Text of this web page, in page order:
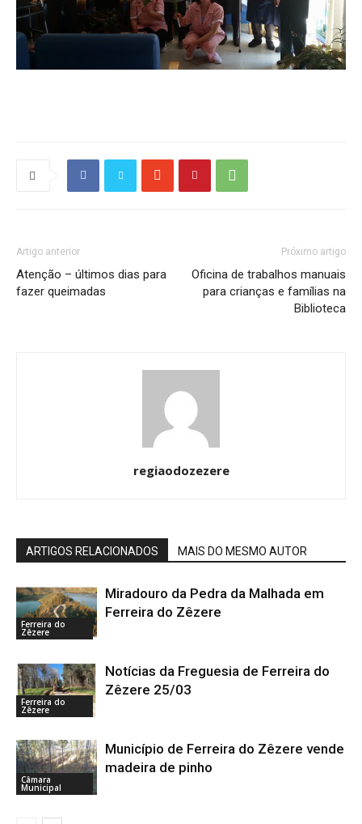
Artigo anterior
Atenção – últimos dias para
fazer queimadas
Próximo artigo
Oficina de trabalhos manuais
para crianças e famílias na
Biblioteca
regiaodozezere
ARTIGOS RELACIONADOS MAIS DO MESMO AUTOR
Ferreira do
Zêzere
Miradouro da Pedra da Malhada em
Ferreira do Zêzere
Ferreira do
Zêzere
Notícias da Freguesia de Ferreira do
Zêzere 25/03
Câmara
Municipal
Município de Ferreira do Zêzere vende
madeira de pinho